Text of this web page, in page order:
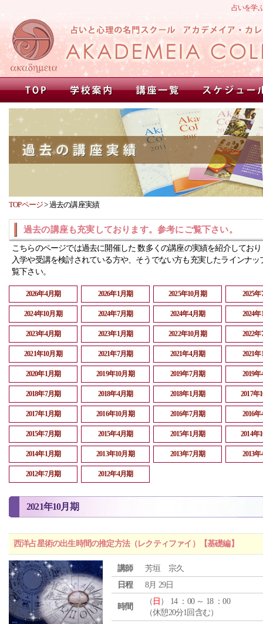
占いを学
TOPページ>過去の講座実績
過去の講座も充実しております。参考にご覧下さい。
こちらのページでは過去に開催した 数多くの講座の実績を紹介してお
入学や受講を検討されている方や、そうでない方も充実したラインナッ
覧下さい。
2026年4月期 2026年1月期 2025年10月期 2025
2024年10月期 2024年7月期 2024年4月期 2024
2023年4月期 2023年1月期 2022年10月期 2022
2021年10月期 2021年7月期 2021年4月期 2021
2020年1月期 2019年10月期 2019年7月期 2019
2018年7月期 2018年4月期 2018年1月期 2017年
2017年1月期 2016年10月期 2016年7月期 2016
2015年7月期 2015年4月期 2015年1月期 2014年
2014年1月期 2013年10月期 2013年7月期 2013
2012年7月期 2012年4月期
2021年10月期
西洋占星術の出生時間の推定方法（レクティファイ）【基礎編】
講師
芳垣 宗久
日程
8月 29日
時間
（ 日 ） 14 ：00 ～ 18 ：00
（休憩20分1回含む）